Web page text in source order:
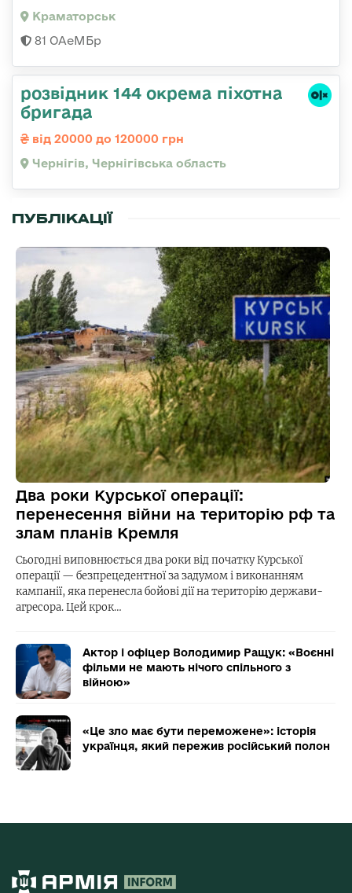
Краматорськ
81 ОАеМБр
розвідник 144 окрема піхотна
бригада
від 20000 до 120000 грн
Чернігів, Чернігівська область
ПУБЛІКАЦІЇ
Два роки Курської операції:
перенесення війни на територію рф та
злам планів Кремля
Сьогодні виповнюється два роки від початку Курської
операції — безпрецедентної за задумом і виконанням
кампанії, яка перенесла бойові дії на територію держави-
агресора. Цей крок…
Актор і офіцер Володимир Ращук: «Воєнні
фільми не мають нічого спільного з
війною»
«Це зло має бути переможене»: історія
українця, який пережив російський полон